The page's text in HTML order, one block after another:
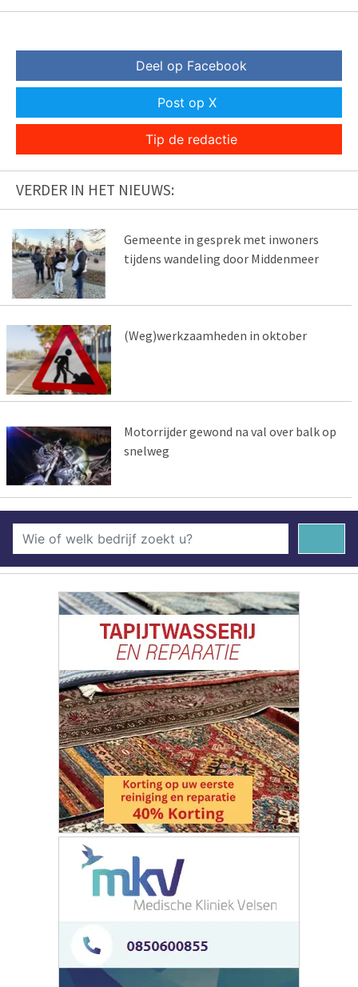
Deel op Facebook
Post op X
Tip de redactie
VERDER IN HET NIEUWS:
Gemeente in gesprek met inwoners
tijdens wandeling door Middenmeer
(Weg)werkzaamheden in oktober
Motorrijder gewond na val over balk op
snelweg